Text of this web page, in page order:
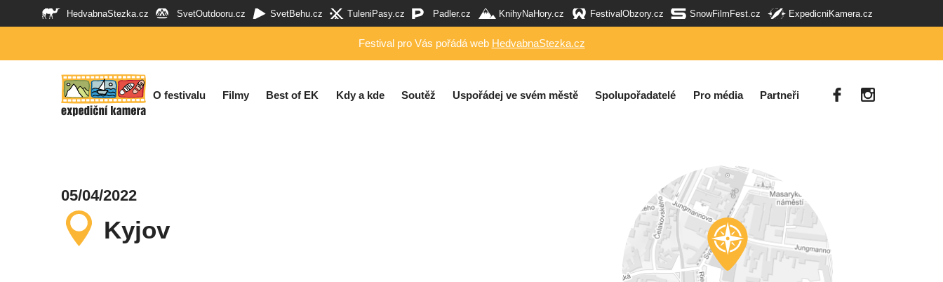
HedvabnaStezka.cz SvetOutdooru.cz SvetBehu.cz TuleniPasy.cz Padler.cz KnihyNaHory.cz FestivalObzory.cz SnowFilmFest.cz ExpedicniKamera.cz
Festival pro Vás pořádá web HedvabnaStezka.cz
O festivalu Filmy Best of EK Kdy a kde Soutěž Uspořádej ve svém městě Spolupořadatelé Pro média Partneři
05/04/2022
Kyjov